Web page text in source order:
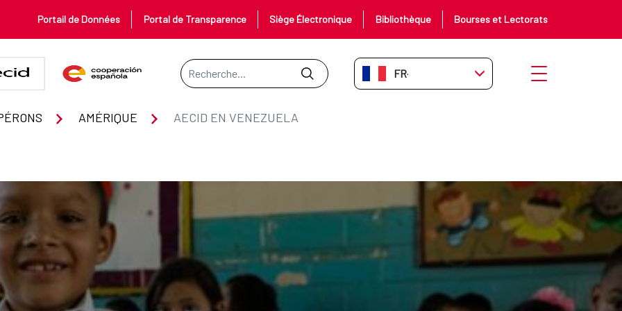
Portail de Données Portal de Transparence Siège Électronique Bibliothèque Bourses et Lectorats
Barre de recherche
FR-FR Ouvrir le menu
AMÉRIQUE AECID EN VENEZUELA